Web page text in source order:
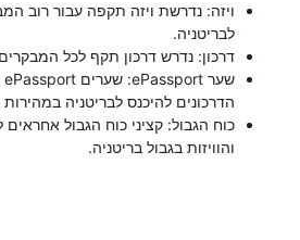
ויזה: נדרשת ויזה תקפה עבור רוב
לבריטניה.
דרכון: נדרש דרכון תקף לכל
הדרכונים להיכנס לבריטניה
כוח הגבול: קציני כוח הגבול אחראים
והוויזות בגבול בריטניה.